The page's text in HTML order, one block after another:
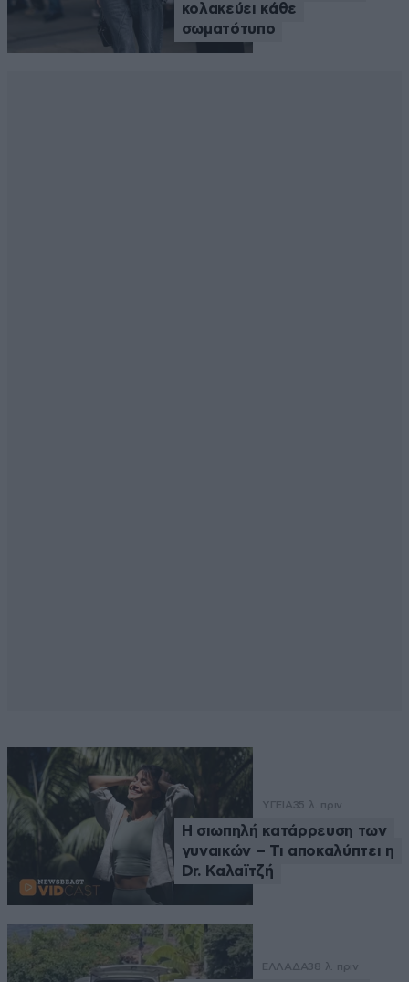
κολακεύει κάθε
σωματότυπο
ΥΓΕΙΑ35 λ. πριν
Η σιωπηλή κατάρρευση των
γυναικών – Τι αποκαλύπτει η
Dr. Καλαϊτζή
ΕΛΛΑΔΑ38 λ. πριν